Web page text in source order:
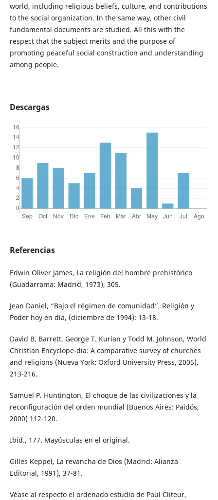
world, including religious beliefs, culture, and contributions
to the social organization. In the same way, other civil
fundamental documents are studied. All this with the
respect that the subject merits and the purpose of
promoting peaceful social construction and understanding
among people.
Descargas
Referencias
Edwin Oliver James, La religión del hombre prehistórico
(Guadarrama: Madrid, 1973), 305.
Jean Daniel, “Bajo el régimen de comunidad”, Religión y
Poder hoy en día, (diciembre de 1994): 13-18.
David B. Barrett, George T. Kurian y Todd M. Johnson, World
Christian Encyclope-dia: A comparative survey of churches
and religions (Nueva York: Oxford University Press, 2005),
213-216.
Samuel P. Huntington, El choque de las civilizaciones y la
reconfiguración del orden mundial (Buenos Aires: Paidós,
2000) 112-120.
Ibíd., 177. Mayúsculas en el original.
Gilles Keppel, La revancha de Dios (Madrid: Alianza
Editorial, 1991), 37-81.
Véase al respecto el ordenado estudio de Paul Cliteur,